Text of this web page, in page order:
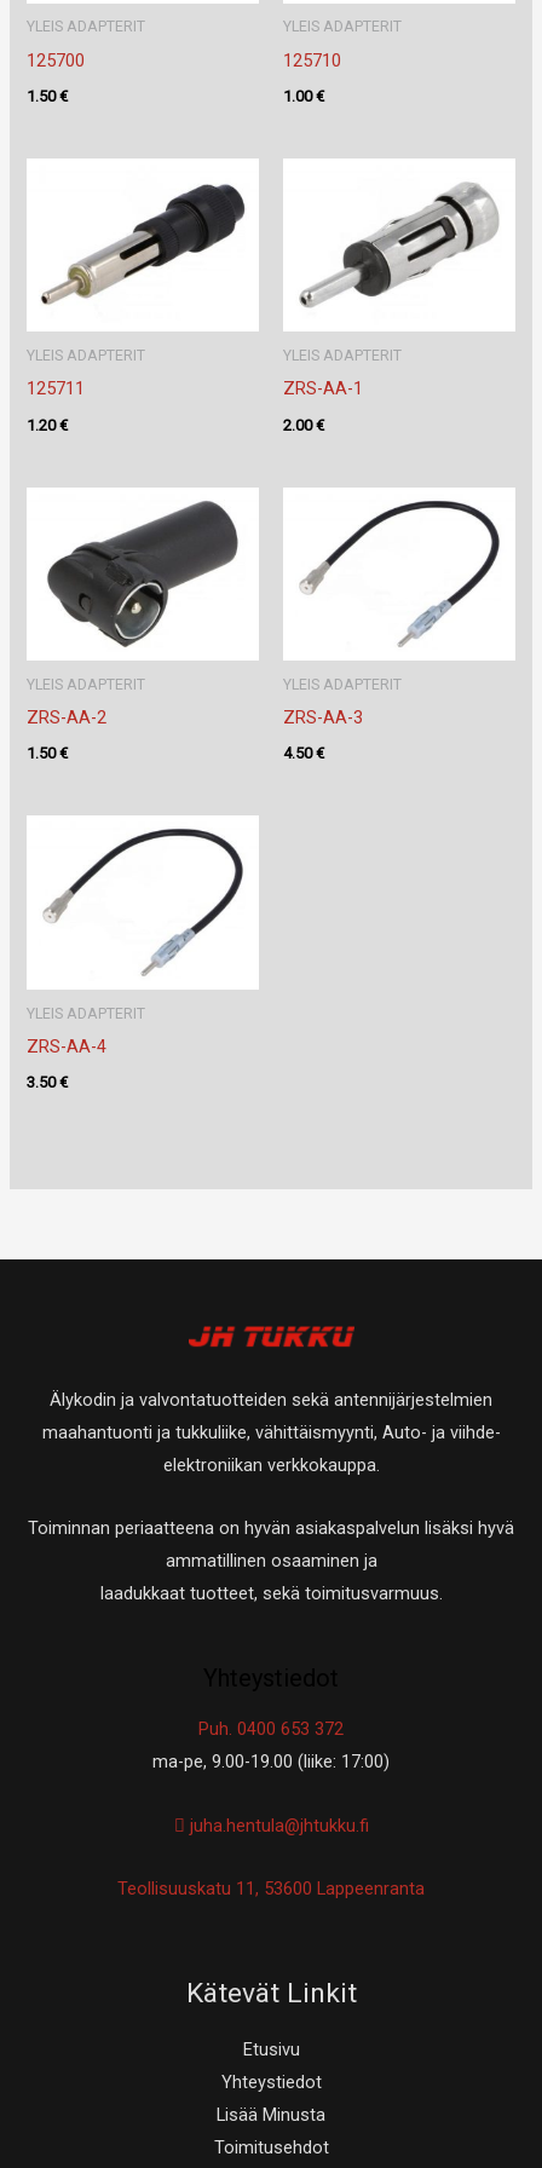
YLEIS ADAPTERIT
125700
1.50€
YLEIS ADAPTERIT
125710
1.00€
YLEIS ADAPTERIT
125711
1.20€
YLEIS ADAPTERIT
ZRS-AA-1
2.00€
YLEIS ADAPTERIT
ZRS-AA-2
1.50€
YLEIS ADAPTERIT
ZRS-AA-3
4.50€
YLEIS ADAPTERIT
ZRS-AA-4
3.50€
Älykodin ja valvontatuotteiden sekä antennijärjestelmien
maahantuonti ja tukkuliike, vähittäismyynti, Auto- ja viihde-
elektroniikan verkkokauppa.
Toiminnan periaatteena on hyvän asiakaspalvelun lisäksi hyvä
ammatillinen osaaminen ja
laadukkaat tuotteet, sekä toimitusvarmuus.
Puh. 0400 653 372
ma-pe, 9.00-19.00 (liike: 17:00)
juha.hentula@jhtukku.fi
Teollisuuskatu 11, 53600 Lappeenranta
Kätevät Linkit
Etusivu
Yhteystiedot
Lisää Minusta
Toimitusehdot